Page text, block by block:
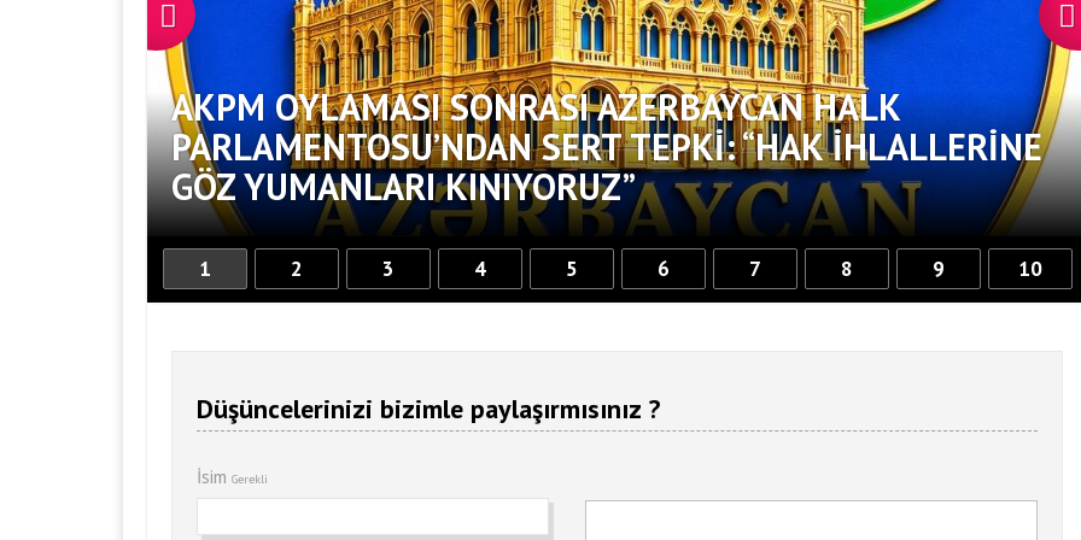
AKPM OYLAMASI SONRASI AZERBAYCAN HALK
PARLAMENTOSU’NDAN SERT TEPKI: “HAK İHLALLERINE
GÖZ YUMANLARI KINIYORUZ”
1 2 3 4 5 6 7 8 9 10
Düşüncelerinizi bizimle paylaşırmısınız ?
İsim Gerekli